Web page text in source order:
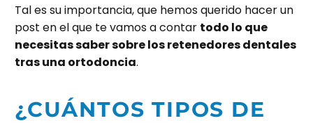
Tal es su importancia, que hemos querido hacer un
post en el que te vamos a contar todo lo que
necesitas saber sobre los retenedores dentales
tras una ortodoncia.
¿CUÁNTOS TIPOS DE